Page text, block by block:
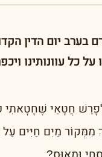
בערב יום הדין
כל עוונותינו
חֲטָאַי שֶׁחָטָאתִי
מִמְּקוֹר מַיִם חַיִּים